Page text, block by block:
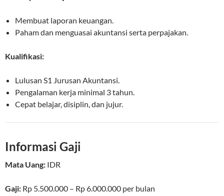
Membuat laporan keuangan.
Paham dan menguasai akuntansi serta perpajakan.
Kualifikasi:
Lulusan S1 Jurusan Akuntansi.
Pengalaman kerja minimal 3 tahun.
Cepat belajar, disiplin, dan jujur.
Informasi Gaji
Mata Uang: IDR
Gaji: Rp 5.500.000 – Rp 6.000.000 per bulan